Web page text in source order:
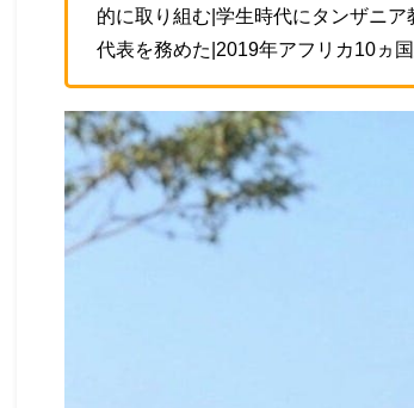
的に取り組む|学生時代にタンザニ
代表を務めた|2019年アフリカ10ヵ国